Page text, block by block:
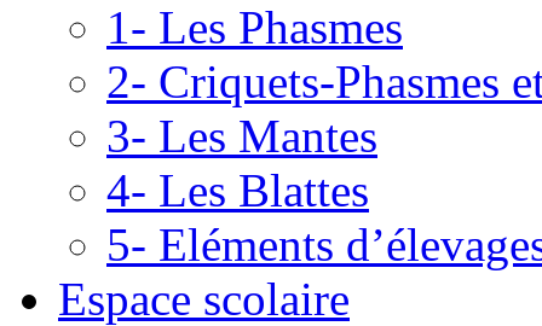
1- Les Phasmes
2- Criquets-Phasmes
3- Les Mantes
4- Les Blattes
5- Eléments
Espace scolaire